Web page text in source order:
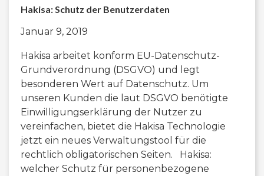
Hakisa: Schutz der Benutzerdaten
Januar 9, 2019
Hakisa arbeitet konform EU-Datenschutz-
Grundverordnung (DSGVO) und legt
besonderen Wert auf Datenschutz. Um
unseren Kunden die laut DSGVO benötigte
Einwilligungserklärung der Nutzer zu
vereinfachen, bietet die Hakisa Technologie
jetzt ein neues Verwaltungstool für die
rechtlich obligatorischen Seiten. Hakisa:
welcher Schutz für personenbezogene